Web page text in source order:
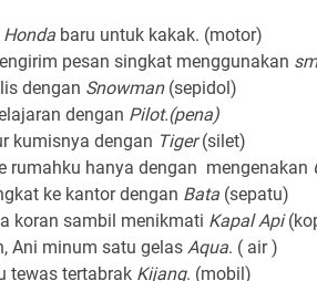
Honda baru untuk kakak. (motor)
pesan singkat menggunakan
dengan Snowman(sepidol)
dengan Pilot.(pena)
kumisnya dengan Tiger(silet)
rumahku hanya dengan mengenakan
ke kantor dengan Bata (sepatu)
koran sambil menikmati Kapal Api
Ani minum satu gelas Aqua. ( air )
tewas tertabrak Kijang. (mobil)